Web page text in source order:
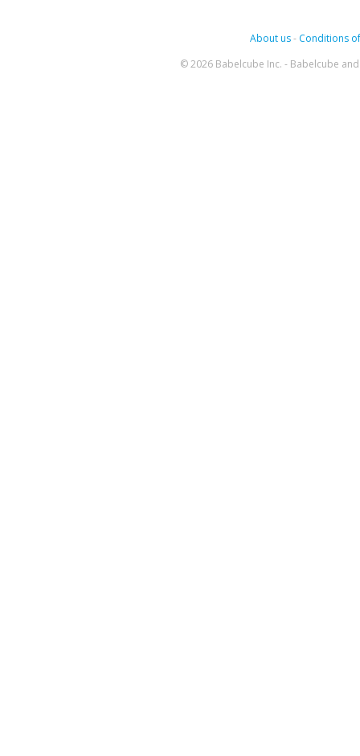
About us- Conditions
© 2026 Babelcube Inc. - Babelcube